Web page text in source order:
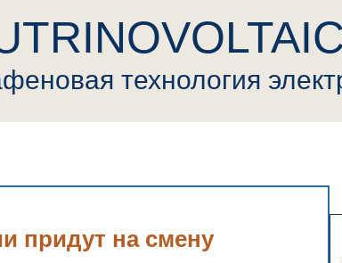
технология
придут на смену